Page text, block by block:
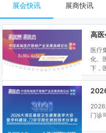
展会快讯 展商快讯
医疗
化、
下，
2026
门诊